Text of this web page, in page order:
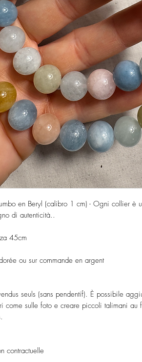
en Beryl (calibro 1 cm) - Ogni collier è
di autenticità..
45cm
ou sur commande en argent
seuls (sans pendentif). È possibile
come sulle foto e creare piccoli talimani au
contractuelle